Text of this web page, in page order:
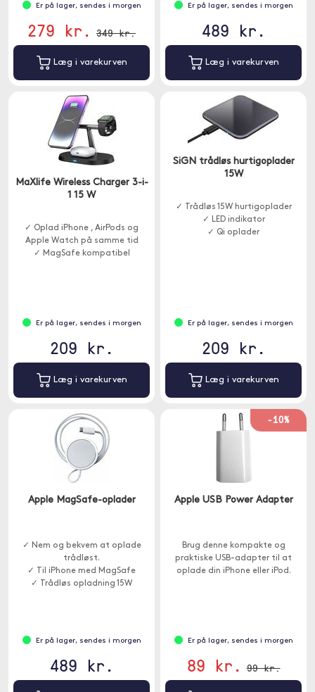
Er på lager, sendes i morgen
279 kr. 349 kr.
Læg i varekurven
Er på lager, sendes i morgen
489 kr.
Læg i varekurven
MaXlife Wireless Charger 3-i-
1 15 W
✓ Oplad iPhone , AirPods og
Apple Watch på samme tid
✓ MagSafe kompatibel
Er på lager, sendes i morgen
209 kr.
Læg i varekurven
SiGN trådløs hurtigoplader
15W
✓ Trådløs 15W hurtigoplader
✓ LED indikator
✓ Qi oplader
Er på lager, sendes i morgen
209 kr.
Læg i varekurven
Apple MagSafe-oplader
✓ Nem og bekvem at oplade
trådløst.
✓ Til iPhone med MagSafe
✓ Trådløs opladning 15W
Er på lager, sendes i morgen
489 kr.
-10%
Apple USB Power Adapter
Brug denne kompakte og
praktiske USB-adapter til at
oplade din iPhone eller iPod.
Er på lager, sendes i morgen
89 kr. 99 kr.